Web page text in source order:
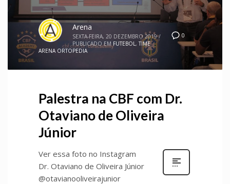
0
Arena
SEXTA-FEIRA, 20 DEZEMBRO 2019 /
PUBLICADO EM FUTEBOL ,TIME
ARENA ORTOPEDIA
Palestra na CBF com Dr.
Otaviano de Oliveira
Júnior
Ver essa foto no Instagram
Dr. Otaviano de Oliveira Júnior
@otavianooliveirajunior